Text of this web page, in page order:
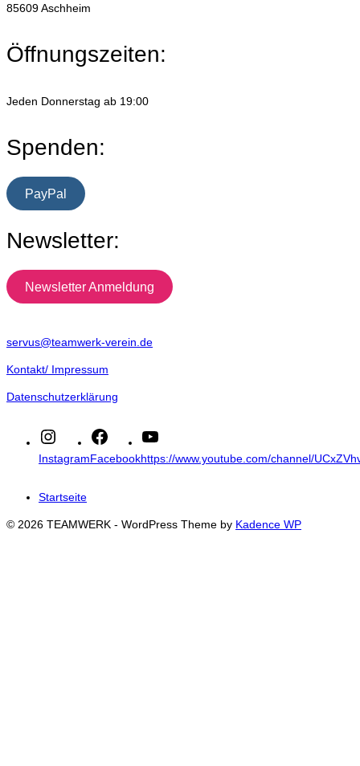
85609 Aschheim
Öffnungszeiten:
Jeden Donnerstag ab 19:00
Spenden:
PayPal
Newsletter:
Newsletter Anmeldung
servus@teamwerk-verein.de
Kontakt/ Impressum
Datenschutzerklärung
InstagramFacebookhttps://www.youtube.com/channel/
Startseite
© 2026 TEAMWERK - WordPress Theme by Kadence WP